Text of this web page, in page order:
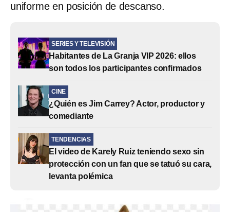
uniforme en posición de descanso.
SERIES Y TELEVISIÓN
Habitantes de La Granja VIP 2026: ellos
son todos los participantes confirmados
CINE
¿Quién es Jim Carrey? Actor, productor y
comediante
TENDENCIAS
El video de Karely Ruiz teniendo sexo sin
protección con un fan que se tatuó su cara,
levanta polémica